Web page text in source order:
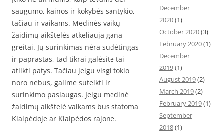
saugumo, kainos ir kokybės santykio,
tačiau ir vaikams. Medinės vaikų
žaidimų aikštelės atkeliauja gana
greitai. Jų surinkimas nėra sudėtingas
ir paprastas, tad tikrai galėsite tai
atlikti patys. Tačiau jeigu visgi tokio
noro nebus, galime suteikti ir
surinkimo paslaugas. Jeigu medinė
žaidimų aikštelė vaikams bus statoma
Klaipėdoje ar Klaipėdos rajone.
December
2020(1)
October 2020(3)
February 2020(1)
December
2019(1)
August 2019(2)
March 2019(2)
February 2019(1)
September
2018(1)